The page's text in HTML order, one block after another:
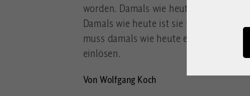
worden. Damals wie heute fremdeln
Damals wie heute ist sie Garant unserer
muss damals wie heute ein zentrales
einlösen.
Von Wolfgang Koch